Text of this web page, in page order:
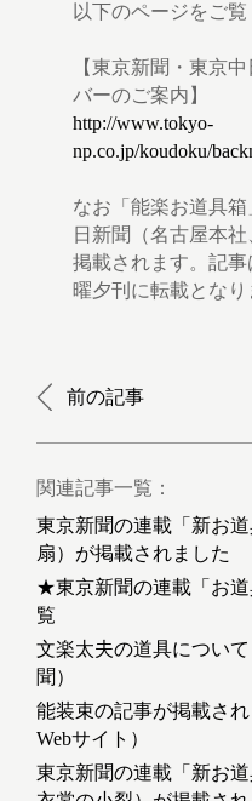
以下のページをご覧
【東京新聞・東京
バーのご案内】
http://www.tokyo-
np.co.jp/koudoku/
なお「能楽お道具
日新聞（名古屋本
掲載されます。記
曜夕刊に転載となり
前の記事
関連記事一覧：
東京新聞の連載「新お
扇）が掲載されました
★東京新聞の連載「お
覧
文楽太夫の道具につい
聞）
能装束の記事が掲載さ
Webサイト）
東京新聞の連載「新お